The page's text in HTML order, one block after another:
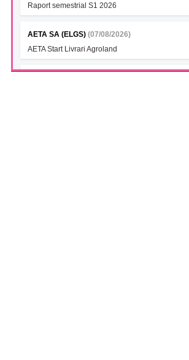
Raport semestrial S1 2026
AETA SA (ELGS) (07/08/2026)
AETA Start Livrari Agroland